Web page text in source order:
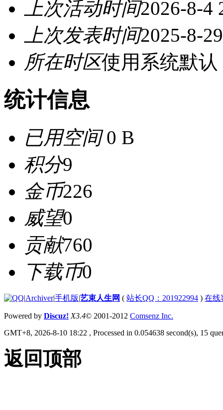
上次活动时间2026-8-4
上次发表时间2025-8-
所在时区使用系统默认
统计信息
已用空间0 B
积分9
金币226
威望0
贡献760
下载币0
|Archiver|手机版|艺束人生网 ( 站长QQ：201922994 ) 在线
Powered by Discuz! X3.4© 2001-2012 Comsenz Inc.
GMT+8, 2026-8-10 18:22 , Processed in 0.054638 second(s), 15
返回顶部